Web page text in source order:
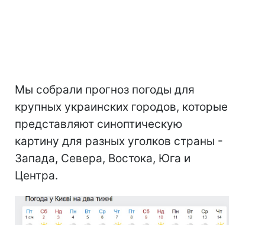
Мы собрали прогноз погоды для
крупных украинских городов, которые
представляют синоптическую
картину для разных уголков страны -
Запада, Севера, Востока, Юга и
Центра.